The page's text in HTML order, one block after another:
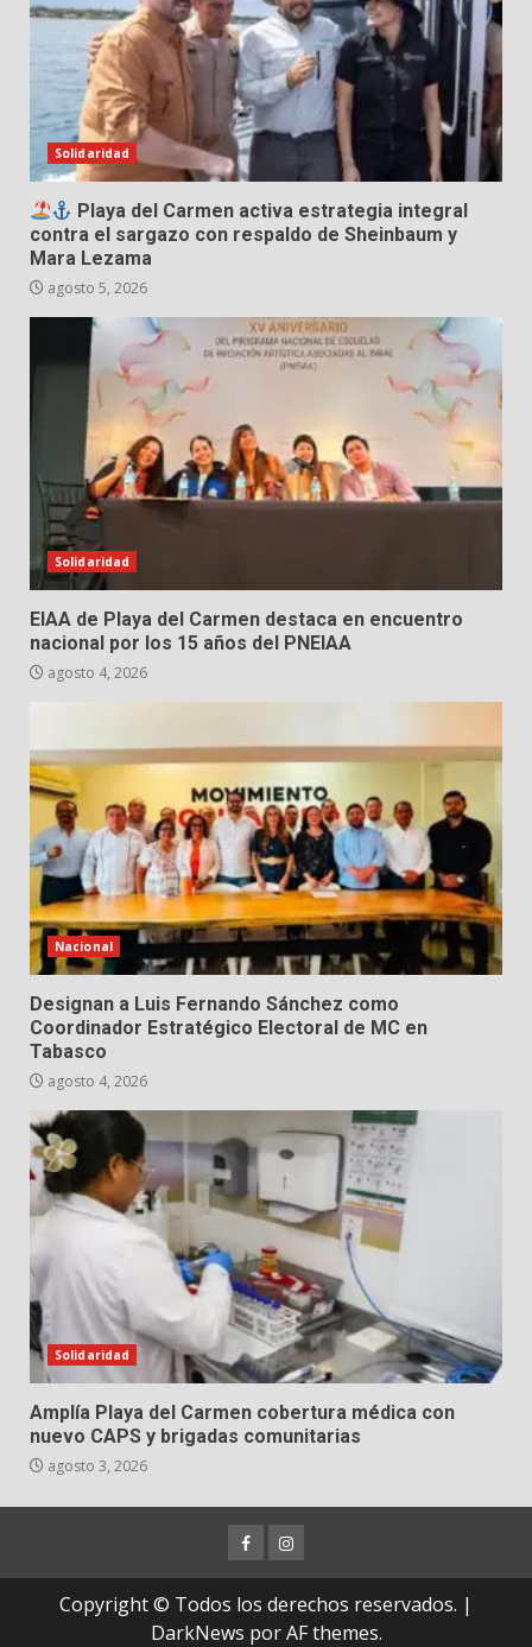
Solidaridad
Playa del Carmen activa estrategia integral
contra el sargazo con respaldo de Sheinbaum y
Mara Lezama
agosto 5, 2026
Solidaridad
EIAA de Playa del Carmen destaca en encuentro
nacional por los 15 años del PNEIAA
agosto 4, 2026
Nacional
Designan a Luis Fernando Sánchez como
Coordinador Estratégico Electoral de MC en
Tabasco
agosto 4, 2026
Solidaridad
Amplía Playa del Carmen cobertura médica con
nuevo CAPS y brigadas comunitarias
agosto 3, 2026
FacebookInstagram
Copyright © Todos los derechos reservados. |
DarkNews por AF themes.